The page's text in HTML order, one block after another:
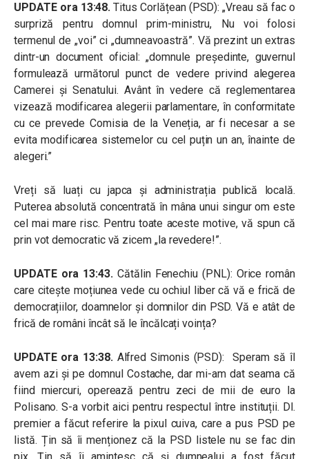
UPDATE ora 13:48. Titus Corlățean (PSD): „Vreau să fac o
surpriză pentru domnul prim-ministru, Nu voi folosi
termenul de „voi” ci „dumneavoastră”. Vă prezint un extras
dintr-un document oficial: „domnule președinte, guvernul
formulează următorul punct de vedere privind alegerea
Camerei și Senatului. Avânt în vedere că reglementarea
vizează modificarea alegerii parlamentare, în conformitate
cu ce prevede Comisia de la Veneția, ar fi necesar a se
evita modificarea sistemelor cu cel puțin un an, înainte de
alegeri.”
Vreți să luați cu japca și administrația publică locală.
Puterea absolută concentrată în mâna unui singur om este
cel mai mare risc. Pentru toate aceste motive, vă spun că
prin vot democratic vă zicem „la revedere!”.
UPDATE ora 13:43. Cătălin Fenechiu (PNL): Orice român
care citește moțiunea vede cu ochiul liber că vă e frică de
democrațiilor, doamnelor și domnilor din PSD. Vă e atât de
frică de români încât să le încălcați voința?
UPDATE ora 13:38.Alfred Simonis (PSD): Speram să îl
avem azi și pe domnul Costache, dar mi-am dat seama că
fiind miercuri, operează pentru zeci de mii de euro la
Polisano. S-a vorbit aici pentru respectul între instituții. Dl.
premier a făcut referire la pixul cuiva, care a pus PSD pe
listă. Țin să îi menționez că la PSD listele nu se fac din